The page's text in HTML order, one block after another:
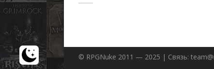
© RPGNuke 2011 — 2025 | Связь: